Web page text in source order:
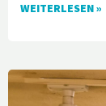
WEITERLESEN »